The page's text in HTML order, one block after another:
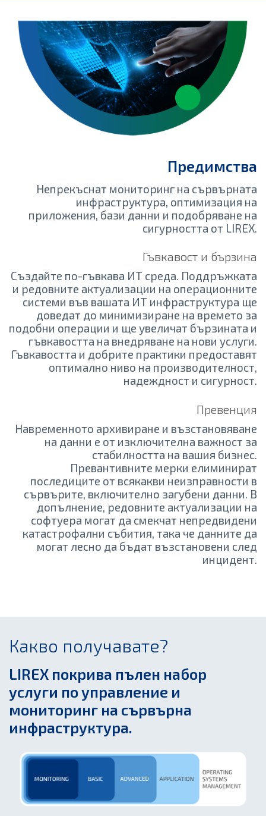
Предимства
Непрекъснат мониторинг на сървърната
инфраструктура, оптимизация на
приложения, бази данни и подобряване на
сигурността от LIREX.
Гъвкавост и бързина
Създайте по-гъвкава ИТ среда. Поддръжката
и редовните актуализации на операционните
системи във вашата ИТ инфраструктура ще
доведат до минимизиране на времето за
подобни операции и ще увеличат бързината и
гъвкавостта на внедряване на нови услуги.
Гъвкавостта и добрите практики предоставят
оптимално ниво на производителност,
надеждност и сигурност.
Превенция
Навременното архивиране и възстановяване
на данни е от изключителна важност за
стабилността на вашия бизнес.
Превантивните мерки елиминират
последиците от всякакви неизправности в
сървърите, включително загубени данни. В
допълнение, редовните актуализации на
софтуера могат да смекчат непредвидени
катастрофални събития, така че данните да
могат лесно да бъдат възстановени след
инцидент.
Какво получавате?
LIREX покрива пълен набор
услуги по управление и
мониторинг на сървърна
инфраструктура.